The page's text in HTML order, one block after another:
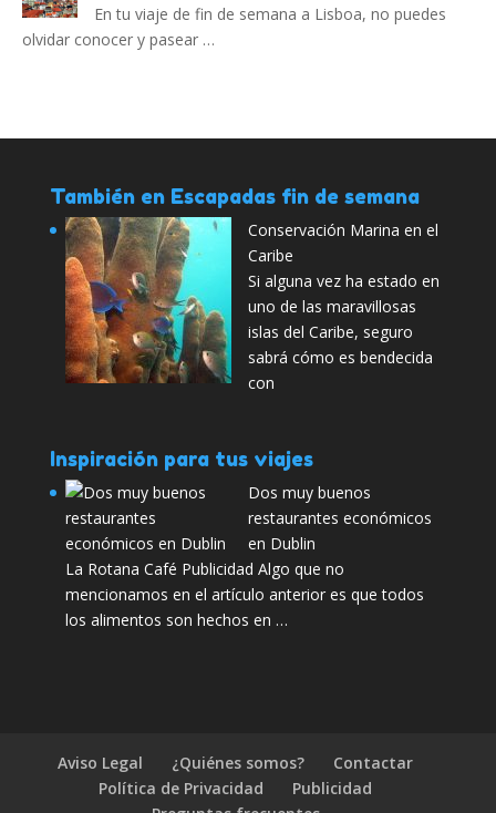
En tu viaje de fin de semana a Lisboa, no puedes
olvidar conocer y pasear …
También en Escapadas fin de semana
Conservación Marina en el
Caribe
Si alguna vez ha estado en
uno de las maravillosas
islas del Caribe, seguro
sabrá cómo es bendecida
con
Inspiración para tus viajes
Dos muy buenos
restaurantes económicos
en Dublin
La Rotana Café Publicidad Algo que no
mencionamos en el artículo anterior es que todos
los alimentos son hechos en …
Aviso Legal ¿Quiénes somos?
Contactar
Política de Privacidad
Publicidad